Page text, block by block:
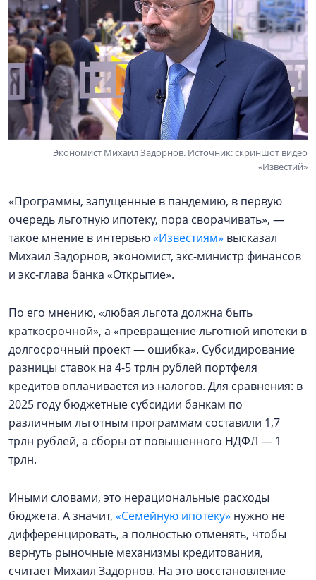
Экономист Михаил Задорнов. Источник: скриншот видео
«Известий»
«Программы, запущенные в пандемию, в первую
очередь льготную ипотеку, пора сворачивать», —
такое мнение в интервью«Известиям» высказал
Михаил Задорнов, экономист, экс-министр финансов
и экс-глава банка «Открытие».
По его мнению, «любая льгота должна быть
краткосрочной», а «превращение льготной ипотеки в
долгосрочный проект — ошибка». Субсидирование
разницы ставок на 4-5 трлн рублей портфеля
кредитов оплачивается из налогов. Для сравнения: в
2025 году бюджетные субсидии банкам по
различным льготным программам составили 1,7
трлн рублей, а сборы от повышенного НДФЛ — 1
трлн.
Иными словами, это нерациональные расходы
бюджета. А значит, «Семейную ипотеку» нужно не
дифференцировать, а полностью отменять, чтобы
вернуть рыночные механизмы кредитования,
считает Михаил Задорнов. На это восстановление